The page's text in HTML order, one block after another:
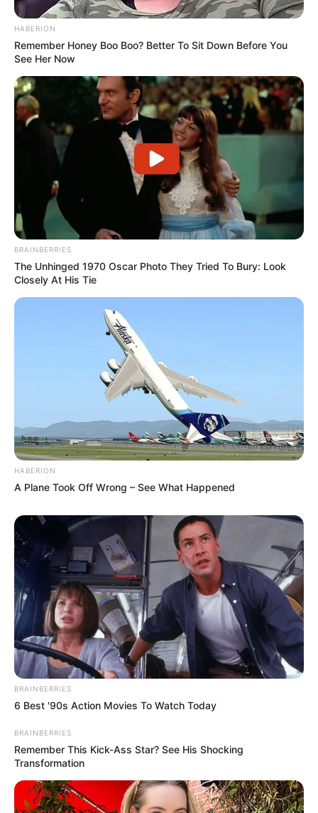
Trabalhando na parte de trás da flor de tecido,
costure os pontos traseiros para dar sustentação
Costure um botão na parte da frente da flor de
tecido
Corte um pedaço de feltro circular, menor que a
prender na roupa quando terminado). Costure
mais acima, não costure no centro.
HABERION
Remember Honey Boo Boo? Better To Sit Down Before You
See Her Now
BRAINBERRIES
The Unhinged 1970 Oscar Photo They Tried To Bury: Look
Closely At His Tie
HABERION
A Plane Took Off Wrong – See What Happened
BRAINBERRIES
6 Best '90s Action Movies To Watch Today
BRAINBERRIES
Remember This Kick-Ass Star? See His Shocking
Transformation